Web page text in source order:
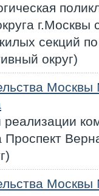
г.Москвы
секций
округ)